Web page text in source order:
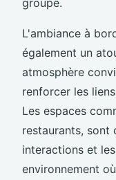
L'ambiance à
également un
atmosphère
renforcer les
Les espaces
restaurants, sont
interactions et
environnement